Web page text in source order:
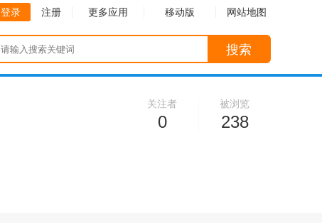
登录 注册 更多应用 移动版 网站地图
搜索
被浏览
238
关注者
0